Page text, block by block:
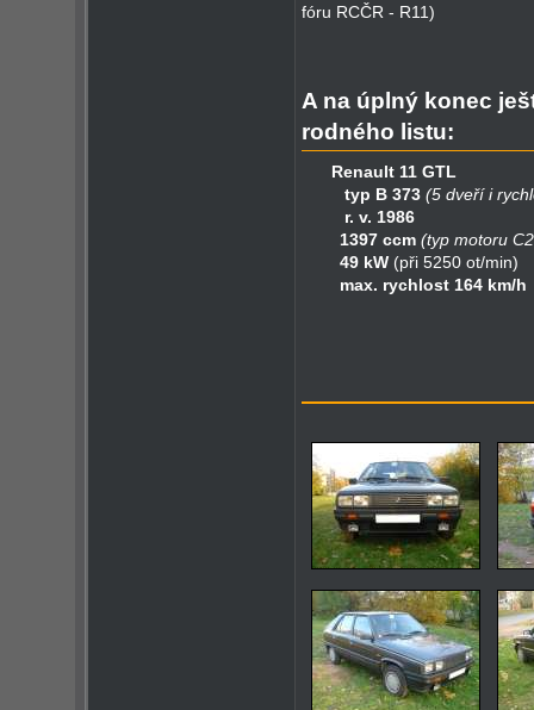
fóru RCČR - R11)
A na úplný konec
rodného listu:
Renault 11 GTL
typ B 373 (5 dveří i
r. v. 1986
1397 ccm (typ motoru
49 kW (při 5250 ot/min)
max. rychlost 164 km/h